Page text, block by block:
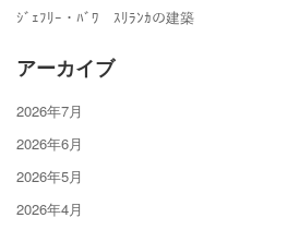
ｼﾞｪﾌﾘｰ・ﾊﾞﾜ ｽﾘﾗﾝｶの建築
アーカイブ
2026年7月
2026年6月
2026年5月
2026年4月